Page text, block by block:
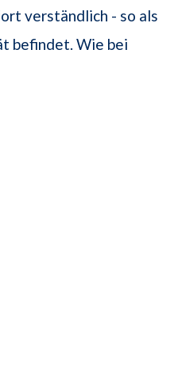
verständlich - so als
befindet. Wie bei